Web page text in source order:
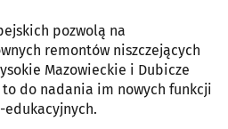
pozwolą na
remontów niszczejących
Mazowieckie i Dubicze
to do nadania im nowych funkcji
edukacyjnych.